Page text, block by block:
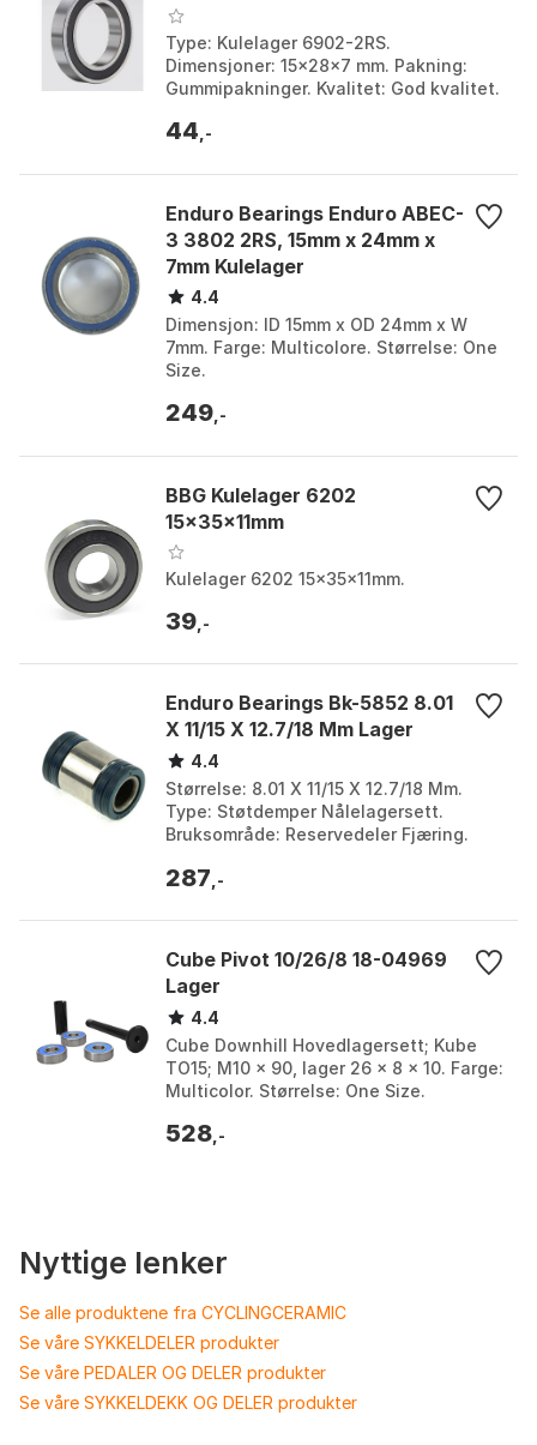
Type: Kulelager 6902-2RS.
Dimensjoner: 15x28x7 mm. Pakning:
Gummipakninger. Kvalitet: God kvalitet.
44 ,-
Enduro Bearings Enduro ABEC-
3 3802 2RS, 15mm x 24mm x
7mm Kulelager
4.4
Dimensjon: ID 15mm x OD 24mm x W
7mm. Farge: Multicolore. Størrelse: One
Size.
249 ,-
BBG Kulelager 6202
15x35x11mm
Kulelager 6202 15x35x11mm.
39 ,-
Enduro Bearings Bk-5852 8.01
X 11/15 X 12.7/18 Mm Lager
4.4
Størrelse: 8.01 X 11/15 X 12.7/18 Mm.
Type: Støtdemper Nålelagersett.
Bruksområde: Reservedeler Fjæring.
Størrelse: One S...
287 ,-
Cube Pivot 10/26/8 18-04969
Lager
4.4
Cube Downhill Hovedlagersett; Kube
TO15; M10 x 90, lager 26 x 8 x 10. Farge:
Multicolor. Størrelse: One Size.
528 ,-
Nyttige lenker
Se alle produktene fra CYCLINGCERAMIC
Se våre SYKKELDELER produkter
Se våre PEDALER OG DELER produkter
Se våre SYKKELDEKK OG DELER produkter